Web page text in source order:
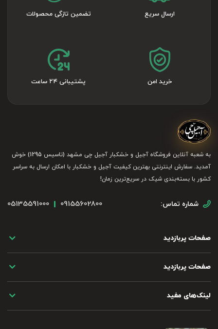
ارسال سریع تضمین تازگی محصولات
خرید امن پشتیبانی ۲۴ ساعت
به شعبه آنلاین فروشگاه آجیل و خشکبار آجیل چی مشهد (تاسیس 1295) خوش
آمدید. سفارش اینترنتی بهترین کیفیت آجیل و خشکبار با امکان ارسال به سراسر
کشور با بسته‌بندی شیک در سریع‌ترین زمان!
شماره تماس: 09155602800
05135591000
صفحات پربازدید
صفحات پربازدید
لینک‌های مفید